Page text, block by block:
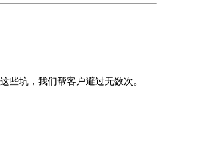
些坑，我们帮客户避过无数次。